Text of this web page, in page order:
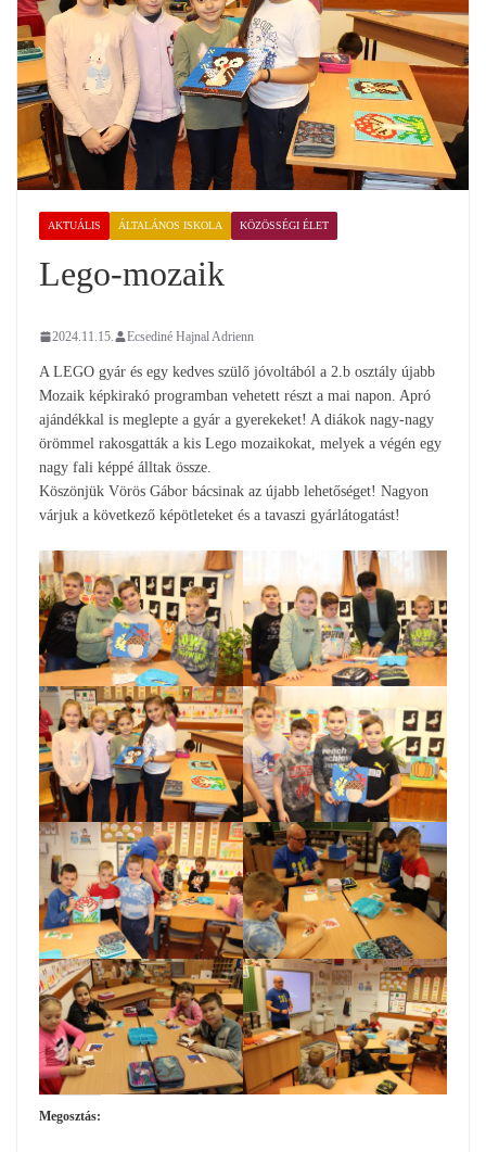
AKTUÁLIS ÁLTALÁNOS ISKOLA KÖZÖSSÉGI ÉLET
Lego-mozaik
2024.11.15. Ecsediné Hajnal Adrienn
A LEGO gyár és egy kedves szülő jóvoltából a 2.b osztály újabb
Mozaik képkirakó programban vehetett részt a mai napon. Apró
ajándékkal is meglepte a gyár a gyerekeket! A diákok nagy-nagy
örömmel rakosgatták a kis Lego mozaikokat, melyek a végén egy
nagy fali képpé álltak össze.
Köszönjük Vörös Gábor bácsinak az újabb lehetőséget! Nagyon
várjuk a következő képötleteket és a tavaszi gyárlátogatást!
Megosztás: